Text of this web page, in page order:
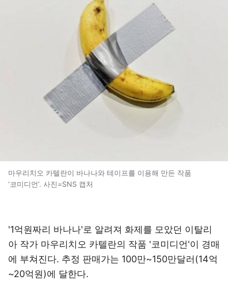
마우리치오 카텔란이 바나나와 테이프를 이용해 만든 작품
‘코미디언’. 사진=SNS 캡처
'1억원짜리 바나나'로 알려져 화제를 모았던 이탈리
아 작가 마우리치오 카텔란의 작품 '코미디언'이 경매
에 부쳐진다. 추정 판매가는 100만~150만달러(14억
~20억원)에 달한다.